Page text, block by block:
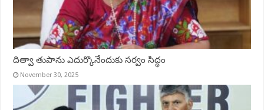
దిత్వా తుపాను ఎదుర్కొనేందుకు సర్వం సిద్ధం
November 30, 2025